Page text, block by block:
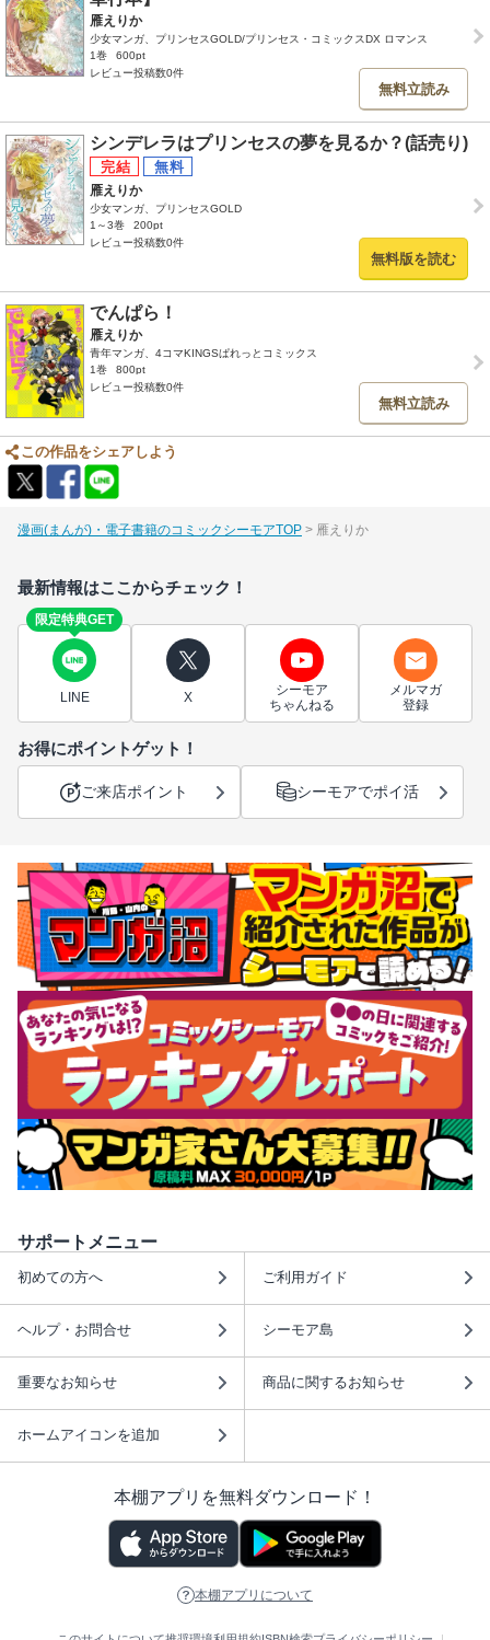
雁えりか
少女マンガ、プリンセスGOLD/プリンセス・コミックスDX ロマンス
1巻
600pt
レビュー投稿数0件
無料立読み
シンデレラはプリンセスの夢を見るか？(話売り)
雁えりか
少女マンガ、プリンセスGOLD
1～3巻
200pt
レビュー投稿数0件
無料版を読む
でんぱら！
雁えりか
青年マンガ、4コマKINGSぱれっとコミックス
1巻
800pt
レビュー投稿数0件
無料立読み
この作品をシェアしよう
漫画(まんが)・電子書籍のコミックシーモアTOP 雁えりか
最新情報はここからチェック！
限定特典GET
LINE X
シーモア
ちゃんねる
メルマガ
登録
お得にポイントゲット！
ご来店ポイント シーモアでポイ活
サポートメニュー
初めての方へ ご利用ガイド
ヘルプ・お問合せ シーモア島
重要なお知らせ 商品に関するお知らせ
ホームアイコンを追加
本棚アプリを無料ダウンロード！
本棚アプリについて